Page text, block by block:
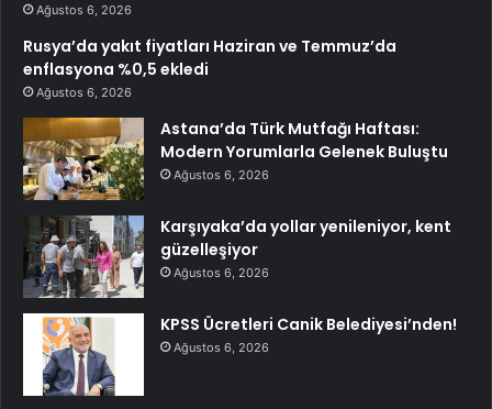
Ağustos 6, 2026
Rusya’da yakıt fiyatları Haziran ve Temmuz’da
enflasyona %0,5 ekledi
Ağustos 6, 2026
Astana’da Türk Mutfağı Haftası:
Modern Yorumlarla Gelenek Buluştu
Ağustos 6, 2026
Karşıyaka’da yollar yenileniyor, kent
güzelleşiyor
Ağustos 6, 2026
KPSS Ücretleri Canik Belediyesi’nden!
Ağustos 6, 2026